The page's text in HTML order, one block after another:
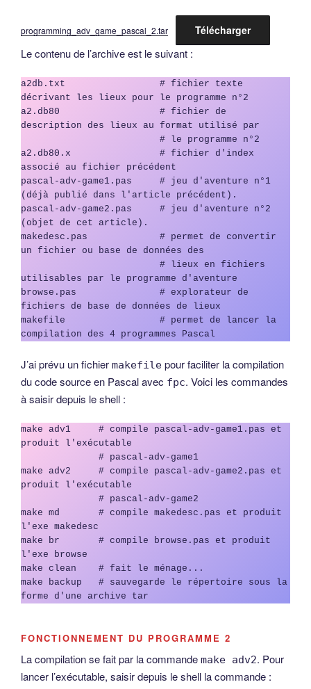
programming_adv_game_pascal_2.tar Télécharger
Le contenu de l’archive est le suivant :
a2db.txt                 # fichier texte
décrivant les lieux pour le programme n°2
a2.db80                  # fichier de
description des lieux au format utilisé par
a2.db80.x                # fichier d'index
associé au fichier précédent
pascal-adv-game1.pas     # jeu d'aventure n°1
(déjà publié dans l'article précédent).
pascal-adv-game2.pas     # jeu d'aventure n°2
(objet de cet article).
makedesc.pas             # permet de convertir
un fichier ou base de données des
utilisables par le programme d'aventure
browse.pas               # explorateur de
fichiers de base de données de lieux
makefile                 # permet de lancer la
compilation des 4 programmes Pascal
J’ai prévu un fichier makefile pour faciliter la compilation
du code source en Pascal avec fpc. Voici les commandes
à saisir depuis le shell :
make adv1     # compile pascal-adv-game1.pas et
produit l'exécutable
make adv2     # compile pascal-adv-game2.pas et
produit l'exécutable
make md       # compile makedesc.pas et produit
l'exe makedesc
make br       # compile browse.pas et produit
l'exe browse
make clean    # fait le ménage...
make backup   # sauvegarde le répertoire sous la
forme d'une archive tar
FONCTIONNEMENT DU PROGRAMME 2
La compilation se fait par la commande make adv2. Pour
lancer l’exécutable, saisir depuis le shell la commande :